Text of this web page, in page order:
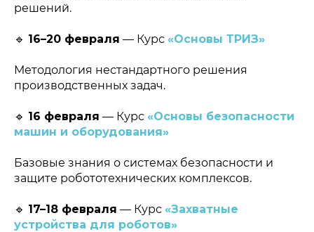
решений.
🔹 16–20 февраля — Курс «Основы ТРИЗ»
Методология нестандартного решения
производственных задач.
🔹 16 февраля — Курс «Основы безопасности
машин и оборудования»
Базовые знания о системах безопасности и
защите робототехнических комплексов.
🔹 17–18 февраля — Курс «Захватные
устройства для роботов»